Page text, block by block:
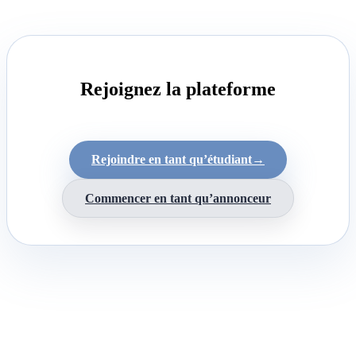
Rejoignez la plateforme
Rejoindre en tant qu’étudiant→
Commencer en tant qu’annonceur